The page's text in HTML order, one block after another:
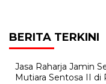
BERITA TERKINI
Jasa Raharja Jamin
Mutiara Sentosa II di